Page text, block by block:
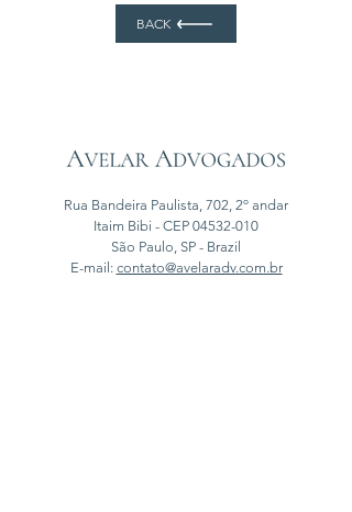
BACK
Rua Bandeira Paulista, 702, 2º andar
Itaim Bibi - CEP 04532-010
São Paulo, SP - Brazil
E-mail: contato@avelaradv.com.br​